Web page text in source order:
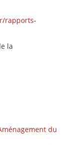
rapports-
la
du